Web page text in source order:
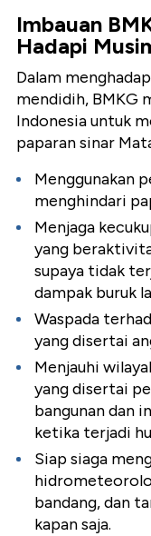
Imbauan
Hadapi
Dalam
mendidih, BMKG
Indonesia untuk
paparan sinar
Menggunakan
menghindari
Menjaga
yang
supaya tidak
dampak buruk
Waspada
yang disertai
Menjauhi
yang disertai
bangunan dan
ketika terjadi
Siap siaga
bandang, dan
kapan saja.